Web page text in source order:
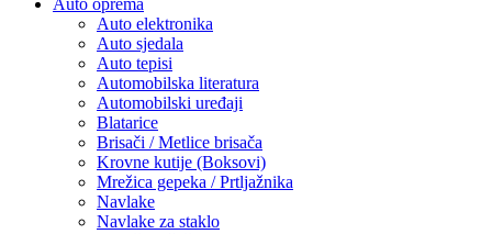
Auto oprema
Auto elektronika
Auto sjedala
Auto tepisi
Automobilska literatura
Automobilski uređaji
Blatarice
Brisači / Metlice brisača
Krovne kutije (Boksovi)
Mrežica gepeka / Prtljažnika
Navlake
Navlake za staklo